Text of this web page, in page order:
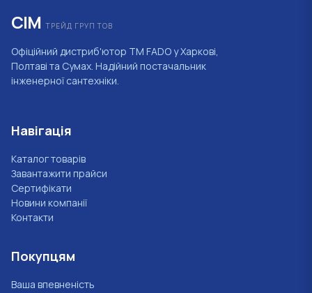
СІМ ТРЕЙД ГРУП ТОВ
Офіційний дистриб'ютор ТМ FADO у Харкові,
Полтаві та Сумах. Надійний постачальник
інженерної сантехніки.
Навігація
Каталог товарів
Завантажити прайси
Сертифікати
Новини компанії
Контакти
Покупцям
Ваша впевненість